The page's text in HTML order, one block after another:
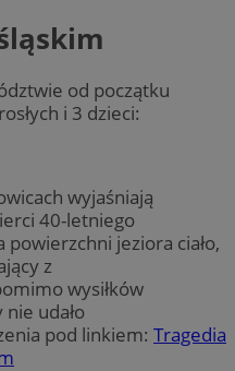
od początku
i 3 dzieci:
wyjaśniają
40-letniego
jeziora ciało,
z
wysiłków
udało
pod linkiem: Tragedia